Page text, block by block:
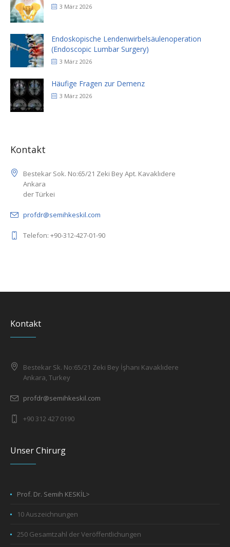
3 März 2026
Endoskopische Lendenwirbelsäulenoperation
(Endoscopic Lumbar Surgery)
3 März 2026
Häufige Fragen zur Demenz
3 März 2026
Kontakt
Bestekar Sok. No:65/21 Zeki Bey Apt. Kavaklıdere
Ankara
der Türkei
profdr@semihkeskil.com
Telefon: +90-312-427-01-90
Kontakt
Bestekar Sk. No:65/21 Zeki Bey İşhanı Kavaklıdere
Ankara, Turkey
profdr@semihkeskil.com
+90 312 427 0190
Unser Chirurg
Prof. Dr. Semih KESKİL>
10 Auszeichnungen
250 Gesamtzahl der Veröffentlichungen